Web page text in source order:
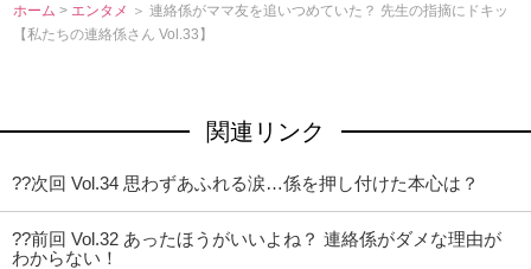
ホーム > エンタメ ＞ 連絡係がママ友を追いつめていた？ 先生の指摘にドキッ
【私たちの連絡係さん Vol.33】
関連リンク
??次回 Vol.34 思わずあふれる涙…係を押し付けた本心は？
??前回 Vol.32 あったほうがいいよね？ 連絡係がダメな理由が
わからない！